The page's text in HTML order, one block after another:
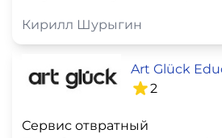
Кирилл Шурыгин
Art Glück
2
Сервис отвратный